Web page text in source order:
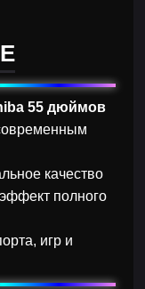
55 дюймов
качество
полного
игр и